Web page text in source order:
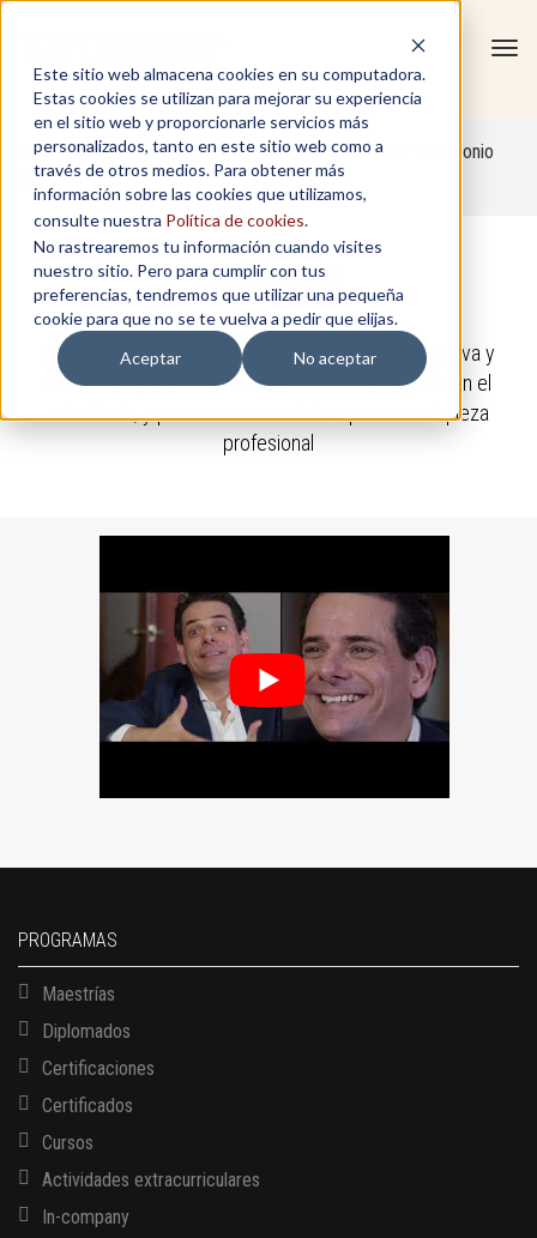
Este sitio web almacena cookies en su computadora.
Estas cookies se utilizan para mejorar su experiencia
en el sitio web y proporcionarle servicios más
personalizados, tanto en este sitio web como a
través de otros medios. Para obtener más
información sobre las cookies que utilizamos,
consulte nuestra Política de cookies.
No rastrearemos tu información cuando visites
nuestro sitio. Pero para cumplir con tus
preferencias, tendremos que utilizar una pequeña
cookie para que no se te vuelva a pedir que elijas.
Aceptar
No aceptar
Escuela de Empresas» Nosotros»Profesores EE
Testimonio
Profesores EE
Profesores EE
Nos apasiona compartir nuestra experiencia directiva y
académica, creemos en una educación centrada en el
estudiante, y provocamos cambios que crean riqueza
profesional
PROGRAMAS
Maestrías
Diplomados
Certificaciones
Certificados
Cursos
Actividades extracurriculares
In-company